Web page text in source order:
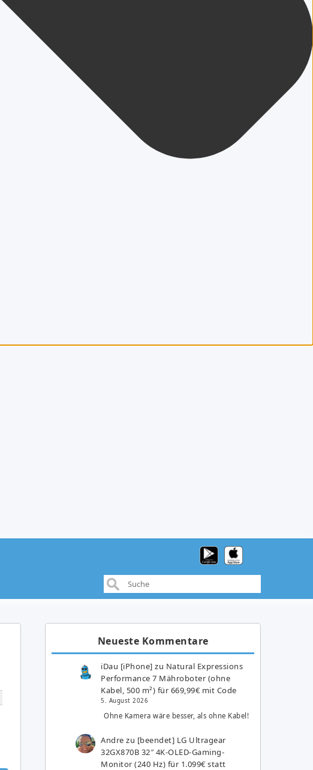
Neueste Kommentare
iDau [iPhone] zu Natural Expressions
Performance 7 Mähroboter (ohne
Kabel, 500 m²) für 669,99€ mit Code
5. August 2026
Ohne Kamera wäre besser, als ohne Kabel!
Andre zu [beendet] LG Ultragear
32GX870B 32″ 4K-OLED-Gaming-
Monitor (240 Hz) für 1.099€ statt